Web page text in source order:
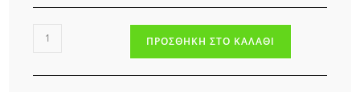
ΦΙΛΤΡΟ
HONDA
ΠΡΟΣΘΉΚΗ ΣΤΟ ΚΑΛΆΘΙ